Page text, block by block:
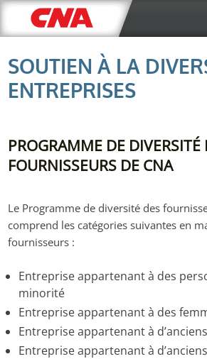
Aller au contenu principal
SOUTIEN À LA DIVERSITÉ DES
ENTREPRISES
PROGRAMME DE DIVERSITÉ
FOURNISSEURS DE CNA
Le Programme de diversité des
comprend les catégories suivantes en
fournisseurs :
Entreprise appartenant à des
minorité
Entreprise appartenant à des
Entreprise appartenant à
Entreprise appartenant à